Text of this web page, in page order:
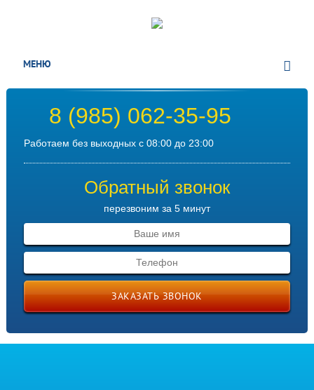
МЕНЮ
8 (985) 062-35-95
Работаем без выходных с 08:00 до 23:00
Обратный звонок
перезвоним за 5 минут
ЗАКАЗАТЬ ЗВОНОК